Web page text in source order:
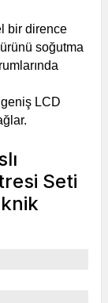
bir dirence
soğutma
LCD